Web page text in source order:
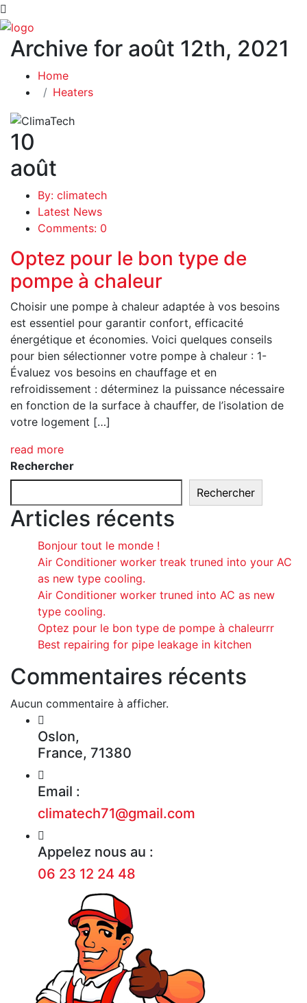
Archive for août 12th, 2021
Home
Heaters
10
août
By: climatech
Latest News
Comments: 0
Optez pour le bon type de
pompe à chaleur
Choisir une pompe à chaleur adaptée à vos besoins
est essentiel pour garantir confort, efficacité
énergétique et économies. Voici quelques conseils
pour bien sélectionner votre pompe à chaleur : 1-
Évaluez vos besoins en chauffage et en
refroidissement : déterminez la puissance nécessaire
en fonction de la surface à chauffer, de l’isolation de
votre logement […]
read more
Rechercher
Rechercher
Articles récents
Bonjour tout le monde !
Air Conditioner worker treak truned into your AC
as new type cooling.
Air Conditioner worker truned into AC as new
type cooling.
Optez pour le bon type de pompe à chaleurrr
Best repairing for pipe leakage in kitchen
Commentaires récents
Aucun commentaire à afficher.
Oslon,
France, 71380
Email :
climatech71@gmail.com
Appelez nous au :
06 23 12 24 48